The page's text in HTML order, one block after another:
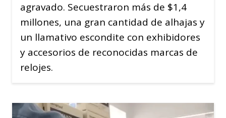
agravado. Secuestraron más de $1,4
millones, una gran cantidad de alhajas y
un llamativo escondite con exhibidores
y accesorios de reconocidas marcas de
relojes.